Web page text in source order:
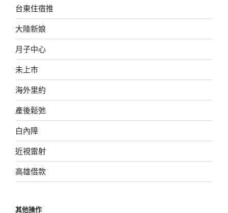
台東住宿推
大陸新娘
月子中心
未上市
海外里約
產後鬆弛
白內障
近視雷射
高雄借款
其他操作